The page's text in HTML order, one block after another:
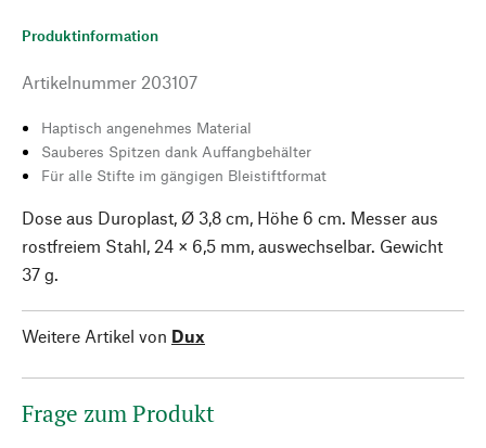
Produktinformation
Artikelnummer 203107
Haptisch angenehmes Material
Sauberes Spitzen dank Auffangbehälter
Für alle Stifte im gängigen Bleistiftformat
Dose aus Duroplast, Ø 3,8 cm, Höhe 6 cm. Messer aus
rostfreiem Stahl, 24 × 6,5 mm, auswechselbar. Gewicht
37 g.
Weitere Artikel von Dux
Frage zum Produkt